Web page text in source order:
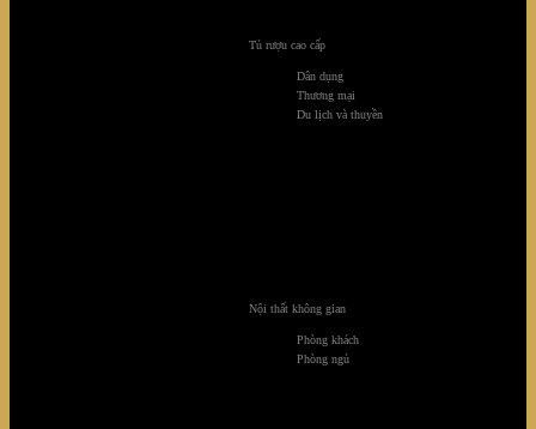
Tủ rượu cao cấp
Dân dụng
Thương mại
Du lịch và thuyền
Nội thất không gian
Phòng khách
Phòng ngủ